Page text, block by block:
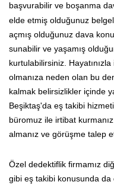
başvurabilir ve boşanma
elde etmiş olduğunuz
açmış olduğunuz dava
sunabilir ve yaşamış
kurtulabilirsiniz.
olmanıza neden olan bu
kalmak belirsizlikler içinde
Beşiktaş'da eş takibi
büromuz ile irtibat
almanız ve görüşme talep
Özel dedektiflik firmamız
gibi eş takibi konusunda da